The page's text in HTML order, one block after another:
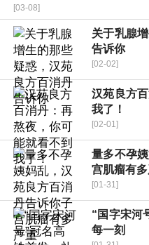
[03-08]
关于乳腺
告诉你
[02-02]
汉苑良方
我了！
[02-01]
量多不孕
宫肌瘤有
[01-31]
“国字宋河
每一刻